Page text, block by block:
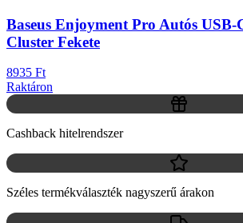
Baseus Enjoyment Pro Autós
Cluster Fekete
8935 Ft
Raktáron
Cashback hitelrendszer
Széles termékválaszték nagyszerű árakon